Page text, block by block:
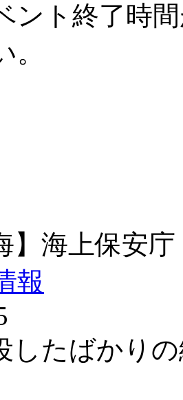
ント終了時
】海上保安
報
したばかり